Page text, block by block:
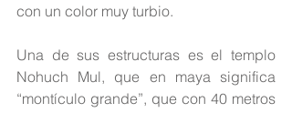
con un color muy turbio.
Una de sus estructuras es el templo
Nohuch Mul, que en maya significa
“montículo grande”, que con 40 metros